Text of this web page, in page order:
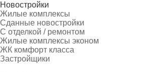
Новостройки
Жилые комплексы
Сданные новостройки
С отделкой / ремонтом
Жилые комплексы эконом
ЖК комфорт класса
Застройщики